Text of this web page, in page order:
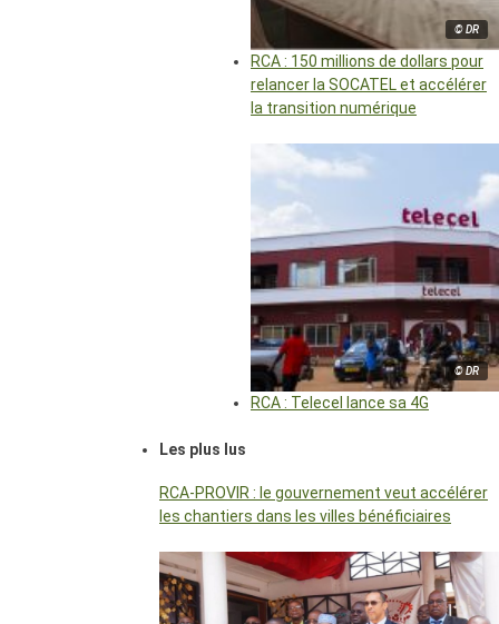
© DR
RCA : 150 millions de dollars pour
relancer la SOCATEL et accélérer
la transition numérique
© DR
RCA : Telecel lance sa 4G
Les plus lus
RCA-PROVIR : le gouvernement veut accélérer
les chantiers dans les villes bénéficiaires